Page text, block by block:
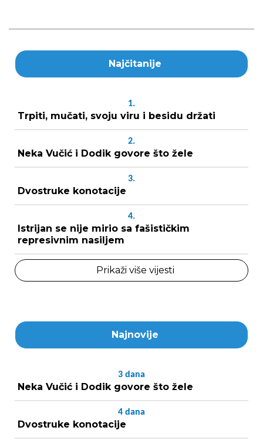
Najčitanije
1.
Trpiti, mučati, svoju viru i besidu držati
2.
Neka Vučić i Dodik govore što žele
3.
Dvostruke konotacije
4.
Istrijan se nije mirio sa fašističkim
represivnim nasiljem
Prikaži više vijesti
Najnovije
3 dana
Neka Vučić i Dodik govore što žele
4 dana
Dvostruke konotacije